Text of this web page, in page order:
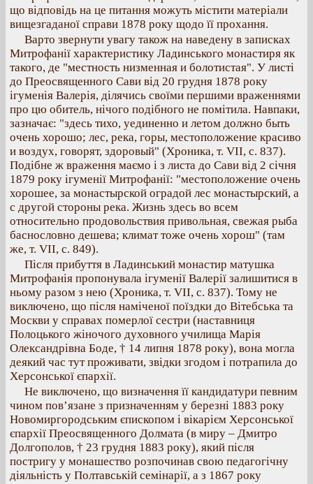
що відповідь на це питання можуть містити матеріали
вищезгаданої справи 1878 року щодо її прохання.
Варто звернути увагу також на наведену в записках
Митрофанії характеристику Ладинського монастиря як
такого, де "местность низменная и болотистая". У листі
до Преосвященного Сави від 20 грудня 1878 року
ігуменія Валерія, ділячись своїми першими враженнями
про цю обитель, нічого подібного не помітила. Навпаки,
зазначає: "здесь тихо, уединенно и летом должно быть
очень хорошо; лес, река, горы, местоположение красиво
и воздух, говорят, здоровый" (Хроника, т. VІІ, с. 837).
Подібне ж враження маємо і з листа до Сави від 2 січня
1879 року ігуменії Митрофанії: "местоположение очень
хорошее, за монастырской оградой лес монастырский, а
с другой стороны река. Жизнь здесь во всем
относительно продовольствия привольная, свежая рыба
баснословно дешева; климат тоже очень хорош" (там
же, т. VІІ, с. 849).
Після прибуття в Ладинський монастир матушка
Митрофанія пропонувала ігуменії Валерії залишитися в
ньому разом з нею (Хроника, т. VІІ, с. 837). Тому не
виключено, що після наміченої поїздки до Вітебська та
Москви у справах померлої сестри (наставниця
Полоцького жіночого духовного училища Марія
Олександрівна Боде, † 14 липня 1878 року), вона могла
деякий час тут проживати, звідки згодом і потрапила до
Херсонської єпархії.
Не виключено, що визначення її кандидатури певним
чином пов’язане з призначенням у березні 1883 року
Новомиргородським єпископом і вікарієм Херсонської
єпархії Преосвященного Долмата (в миру – Дмитро
Долгополов, † 23 грудня 1883 року), який після
постригу у монашество розпочинав свою педагогічну
діяльність у Полтавській семінарії, а з 1867 року